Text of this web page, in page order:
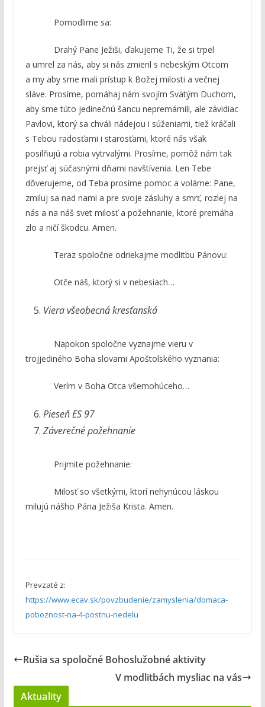
Pomodlime sa:
Drahý Pane Ježiši, ďakujeme Ti, že si trpel
a umrel za nás, aby si nás zmieril s nebeským Otcom
a my aby sme mali prístup k Božej milosti a večnej
sláve. Prosíme, pomáhaj nám svojím Svätým Duchom,
aby sme túto jedinečnú šancu nepremárnili, ale závidiac
Pavlovi, ktorý sa chváli nádejou i súženiami, tiež kráčali
s Tebou radosťami i starosťami, ktoré nás však
posilňujú a robia vytrvalými. Prosíme, pomôž nám tak
prejsť aj súčasnými dňami navštívenia. Len Tebe
dôverujeme, od Teba prosíme pomoc a voláme: Pane,
zmiluj sa nad nami a pre svoje zásluhy a smrť, rozlej na
nás a na náš svet milosť a požehnanie, ktoré premáha
zlo a ničí škodcu. Amen.
Teraz spoločne odriekajme modlitbu Pánovu:
Otče náš, ktorý si v nebesiach…
Viera všeobecná kresťanská
Napokon spoločne vyznajme vieru v
trojjediného Boha slovami Apoštolského vyznania:
Verím v Boha Otca všemohúceho…
Pieseň ES 97
Záverečné požehnanie
Prijmite požehnanie:
Milosť so všetkými, ktorí nehynúcou láskou
milujú nášho Pána Ježiša Krista. Amen.
Prevzaté z:
https://www.ecav.sk/povzbudenie/zamyslenia/domaca-
poboznost-na-4-postnu-nedelu
Rušia sa spoločné Bohoslužobné aktivity
V modlitbách mysliac na vás
Aktuality